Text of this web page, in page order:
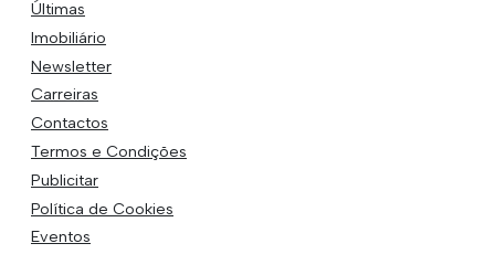
Últimas
Imobiliário
Newsletter
Carreiras
Contactos
Termos e Condições
Publicitar
Política de Cookies
Eventos